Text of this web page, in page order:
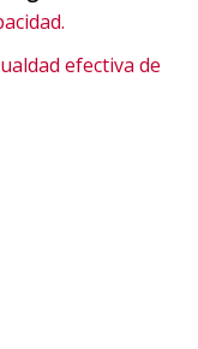
efectiva de